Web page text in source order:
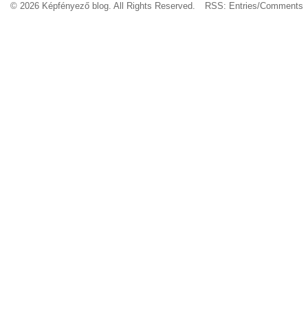
© 2026 Képfényező blog. All Rights Reserved. RSS: Entries/Comments